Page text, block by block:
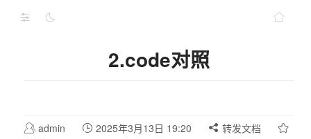
2.code对照
admin 2025年3月13日 19:20
转发文档